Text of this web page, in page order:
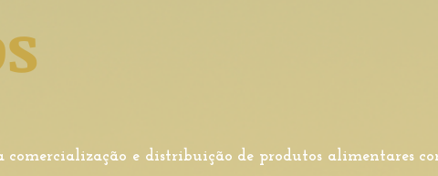
e distribuição de produtos alimentares